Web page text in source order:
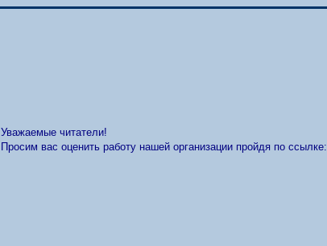
Уважаемые читатели!
Просим вас оценить работу нашей организации пройдя по ссылке: